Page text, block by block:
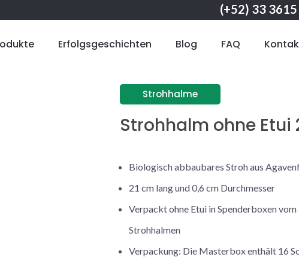
(+52) 33
Erfolgsgeschichten Blog FAQ
Strohhalme
Strohhalm ohne Etui
Biologisch abbaubares Stroh aus
21 cm lang und 0,6 cm Durchmesser
Verpackt ohne Etui in Spenderboxen
Strohhalmen
Verpackung: Die Masterbox enthält 16